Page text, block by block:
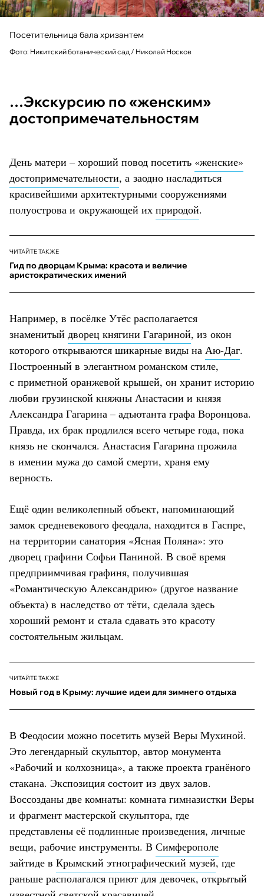
Посетительница бала хризантем
Фото: Никитский ботанический сад / Николай Носков
…Экскурсию по «женским»
достопримечательностям
День матери – хороший повод посетить «женские»
достопримечательности, а заодно насладиться
красивейшими архитектурными сооружениями
полуострова и окружающей их природой.
ЧИТАЙТЕ ТАКЖЕ
Гид по дворцам Крыма: красота и величие
аристократических имений
Например, в посёлке Утёс располагается
знаменитый дворец княгини Гагариной, из окон
которого открываются шикарные виды на Аю-Даг.
Построенный в элегантном романском стиле,
с приметной оранжевой крышей, он хранит историю
любви грузинской княжны Анастасии и князя
Александра Гагарина – адъютанта графа Воронцова.
Правда, их брак продлился всего четыре года, пока
князь не скончался. Анастасия Гагарина прожила
в имении мужа до самой смерти, храня ему
верность.
Ещё один великолепный объект, напоминающий
замок средневекового феодала, находится в Гаспре,
на территории санатория «Ясная Поляна»: это
дворец графини Софьи Паниной. В своё время
предприимчивая графиня, получившая
«Романтическую Александрию» (другое название
объекта) в наследство от тёти, сделала здесь
хороший ремонт и стала сдавать это красоту
состоятельным жильцам.
ЧИТАЙТЕ ТАКЖЕ
Новый год в Крыму: лучшие идеи для зимнего отдыха
В Феодосии можно посетить музей Веры Мухиной.
Это легендарный скульптор, автор монумента
«Рабочий и колхозница», а также проекта гранёного
стакана. Экспозиция состоит из двух залов.
Воссозданы две комнаты: комната гимназистки Веры
и фрагмент мастерской скульптора, где
представлены её подлинные произведения, личные
вещи, рабочие инструменты. В Симферополе
зайтиде в Крымский этнографический музей, где
раньше располагался приют для девочек, открытый